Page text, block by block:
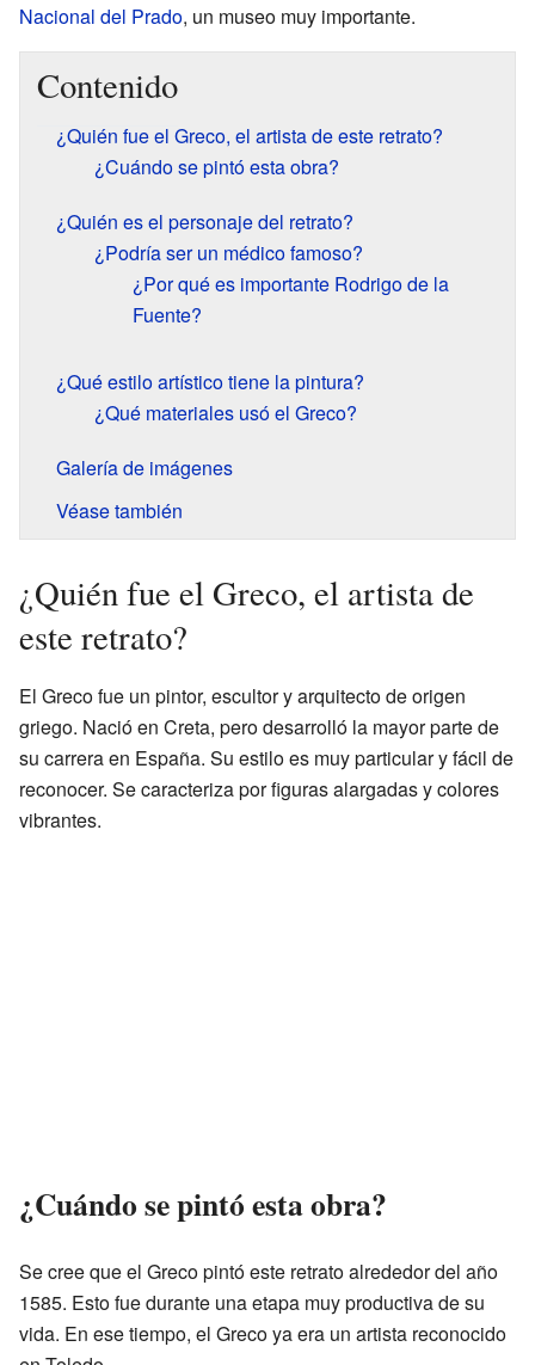
Nacional del Prado, un museo muy importante.
Contenido
¿Quién fue el Greco, el artista de este retrato?
¿Cuándo se pintó esta obra?
¿Quién es el personaje del retrato?
¿Podría ser un médico famoso?
¿Por qué es importante Rodrigo de la
Fuente?
¿Qué estilo artístico tiene la pintura?
¿Qué materiales usó el Greco?
Galería de imágenes
Véase también
¿Quién fue el Greco, el artista de
este retrato?
El Greco fue un pintor, escultor y arquitecto de origen
griego. Nació en Creta, pero desarrolló la mayor parte de
su carrera en España. Su estilo es muy particular y fácil de
reconocer. Se caracteriza por figuras alargadas y colores
vibrantes.
¿Cuándo se pintó esta obra?
Se cree que el Greco pintó este retrato alrededor del año
1585. Esto fue durante una etapa muy productiva de su
vida. En ese tiempo, el Greco ya era un artista reconocido